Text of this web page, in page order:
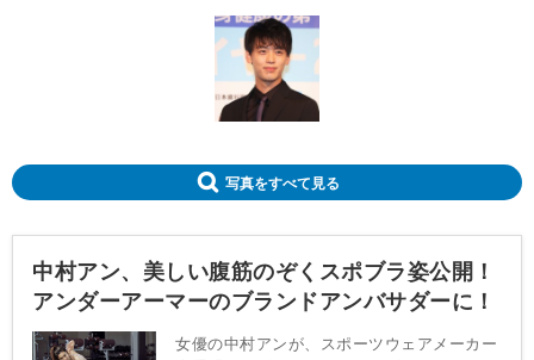
写真をすべて見る
中村アン、美しい腹筋のぞくスポブラ姿公開！
アンダーアーマーのブランドアンバサダーに！
女優の中村アンが、スポーツウェアメーカー